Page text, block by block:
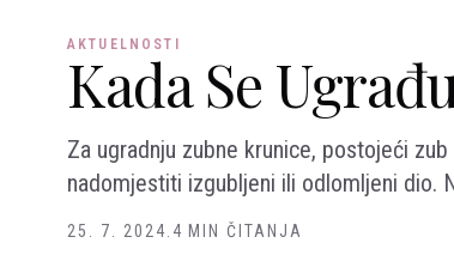
AKTUELNOSTI
Kada Se
Za ugradnju zubne krunice, postojeći
nadomjestiti izgubljeni ili odlomljeni dio.
25. 7. 2024. 4 MIN ČITANJA